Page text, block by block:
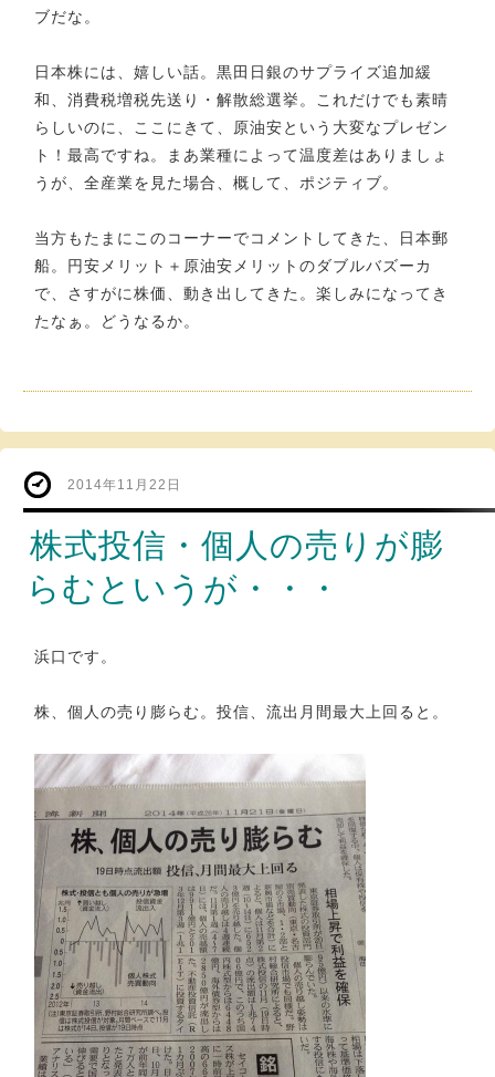
ブだな。
日本株には、嬉しい話。黒田日銀のサプライズ追加緩
和、消費税増税先送り・解散総選挙。これだけでも素晴
らしいのに、ここにきて、原油安という大変なプレゼン
ト！最高ですね。まあ業種によって温度差はありましょ
うが、全産業を見た場合、概して、ポジティブ。
当方もたまにこのコーナーでコメントしてきた、日本郵
船。円安メリット＋原油安メリットのダブルバズーカ
で、さすがに株価、動き出してきた。楽しみになってき
たなぁ。どうなるか。
2014年11月22日
株式投信・個人の売りが膨
らむというが・・・
浜口です。
株、個人の売り膨らむ。投信、流出月間最大上回ると。